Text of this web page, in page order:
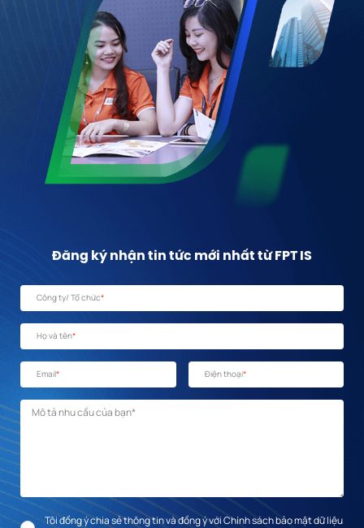
Đăng ký nhận tin tức mới nhất từ FPT IS
Công ty/ Tổ chức*
Họ và tên*
Email* Điện thoại*
Mô tả nhu cầu *
Tôi đồng ý chia sẻ thông tin và đồng ý với Chính sách bảo mật dữ liệu